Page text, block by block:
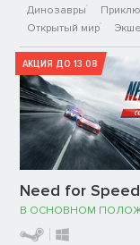
Динозавры
Открытый мир
АКЦИЯ ДО 13.08
Need for
В ОСНОВНОМ